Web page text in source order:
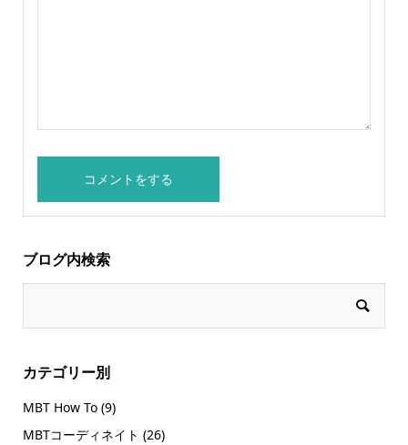
ブログ内検索
カテゴリー別
MBT How To(9)
MBTコーディネイト (26)